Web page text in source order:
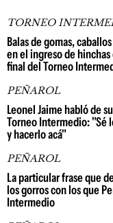
TORNEO
Balas de gomas,
en el ingreso de
final del Torneo
PEÑAROL
Leonel Jaime habló de
Torneo Intermedio: "Sé
y hacerlo acá"
PEÑAROL
La particular frase que
los gorros con los que
Intermedio